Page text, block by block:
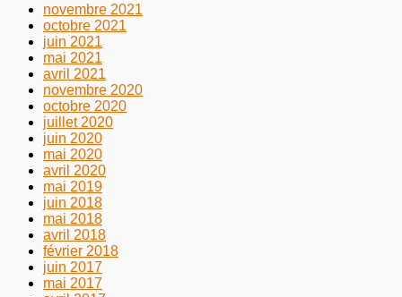
novembre 2021
octobre 2021
juin 2021
mai 2021
avril 2021
novembre 2020
octobre 2020
juillet 2020
juin 2020
mai 2020
avril 2020
mai 2019
juin 2018
mai 2018
avril 2018
février 2018
juin 2017
mai 2017